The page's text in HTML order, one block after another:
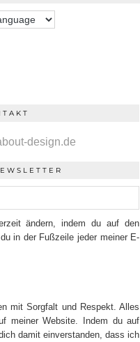
design.de
ändern, indem du auf den
in der Fußzeile jeder meiner E-
mit Sorgfalt und Respekt. Alles
meiner Website. Indem du auf
damit einverstanden, dass ich